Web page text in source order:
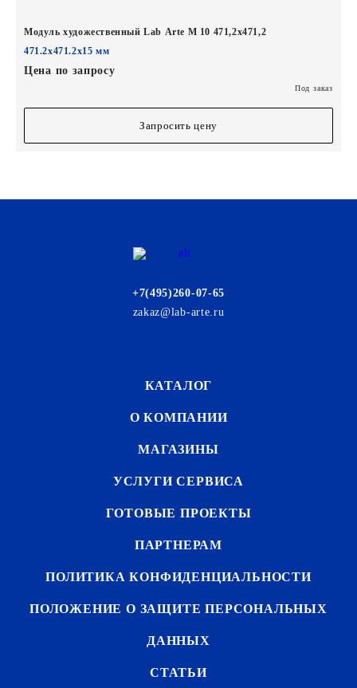
Модуль художественный Lab Arte М 10 471,2х471,2
471.2х471.2х15 мм
Цена по запросу
Под заказ
Запросить цену
+7(495)260-07-65
zakaz@lab-arte.ru
КАТАЛОГ
О КОМПАНИИ
МАГАЗИНЫ
УСЛУГИ СЕРВИСА
ГОТОВЫЕ ПРОЕКТЫ
ПАРТНЕРАМ
ПОЛИТИКА КОНФИДЕНЦИАЛЬНОСТИ
ПОЛОЖЕНИЕ О ЗАЩИТЕ ПЕРСОНАЛЬНЫХ
ДАННЫХ
СТАТЬИ